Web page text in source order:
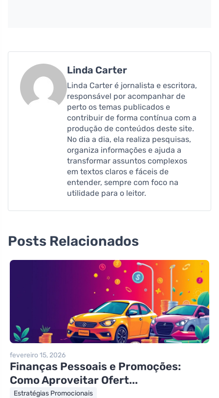
Linda Carter
Linda Carter é jornalista e escritora,
responsável por acompanhar de
perto os temas publicados e
contribuir de forma contínua com a
produção de conteúdos deste site.
No dia a dia, ela realiza pesquisas,
organiza informações e ajuda a
transformar assuntos complexos
em textos claros e fáceis de
entender, sempre com foco na
utilidade para o leitor.
Posts Relacionados
fevereiro 15, 2026
Finanças Pessoais e Promoções:
Como Aproveitar Ofert...
Estratégias Promocionais